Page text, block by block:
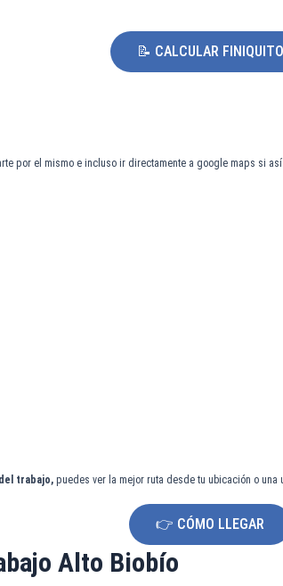
📝 CALCULAR FINIQUITO
por el mismo e incluso ir directamente a google maps si
trabajo, puedes ver la mejor ruta desde tu ubicación o
👉 CÓMO LLEGAR
Alto Biobío